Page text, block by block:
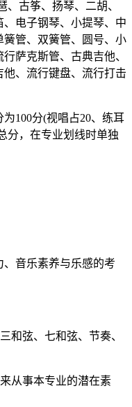
古筝、扬琴、二胡、
电子钢琴、小提琴、中
管、双簧管、圆号、小
萨克斯管、古典吉他、
、流行键盘、流行打击
100分(视唱占20、练耳
分，在专业划线时单独
音乐素养与乐感的考
和弦、七和弦、节奏、
从事本专业的潜在素